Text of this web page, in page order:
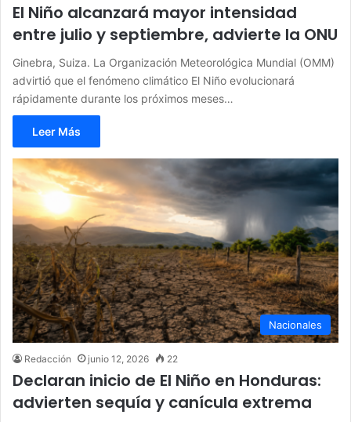
El Niño alcanzará mayor intensidad
entre julio y septiembre, advierte la ONU
Ginebra, Suiza. La Organización Meteorológica Mundial (OMM)
advirtió que el fenómeno climático El Niño evolucionará
rápidamente durante los próximos meses…
Leer Más
Nacionales
Redacción junio 12, 2026 22
Declaran inicio de El Niño en Honduras:
advierten sequía y canícula extrema